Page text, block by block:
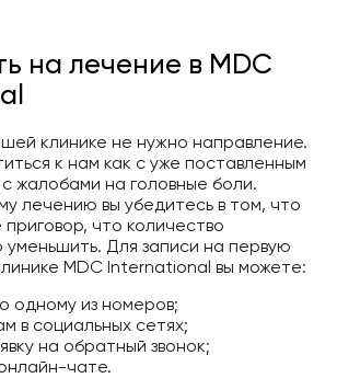
на лечение в MDC
клинике не нужно направление.
к нам как с уже поставленным
жалобами на головные боли.
лечению вы убедитесь в том, что
что количество
уменьшить. Для записи на первую
MDC International вы можете:
одному из номеров;
в социальных сетях;
на обратный звонок;
чате.